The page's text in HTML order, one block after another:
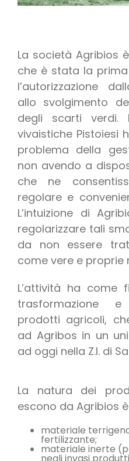
La società Agribios
che è stata la
l’autorizzazione
allo svolgimento
degli scarti verdi.
vivaistiche Pistoiesi
problema della
non avendo a
che ne
regolare e
L’intuizione di
regolarizzare tali
da non essere
come vere e proprie
L’attività ha come
trasformazione
prodotti agricoli,
ad Agribos in un
ad oggi nella Z.I. di
La natura dei
escono da Agribios
materiale
fertilizzante;
materiale inerte